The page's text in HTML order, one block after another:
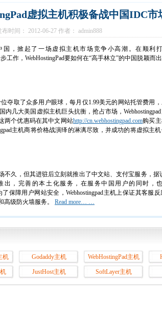
虚拟主机积极备战中国IDC市
布时间： 2012-06-27 作者： admin888
国，掀起了一场虚拟主机市场竞争小高潮。在顺利
工作，WebHostingPad要如何在“高手林立”的中国脱颖而
位夺取了众多用户眼球，每月仅1.99美元的网站托管费用
几大美国虚拟主机巨头抗衡，抢占市场，
两个优惠码在其中文网站http://cn.webhostingpad.com购买
主机商将价格战演绎的淋漓尽致，并成功的将虚拟主
不久，但其进驻后立刻就推出了中文站、支付宝服务，据
出，完善的本土化服务，在服务中国用户的同时，
了保障用户网站安全，Webhostingpad主机上保证其客服
高级防火墙服务。 Read more… …
机 Godaddy主机 WebHostingPad主机
JustHost主机 SoftLayer主机